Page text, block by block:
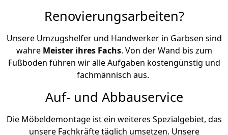
Renovierungsarbeiten?
Unsere Umzugshelfer und Handwerker in Garbsen sind
wahre Meister ihres Fachs. Von der Wand bis zum
Fußboden führen wir alle Aufgaben kostengünstig und
fachmännisch aus.
Auf- und Abbauservice
Die Möbeldemontage ist ein weiteres Spezialgebiet, das
unsere Fachkräfte täglich umsetzen. Unsere